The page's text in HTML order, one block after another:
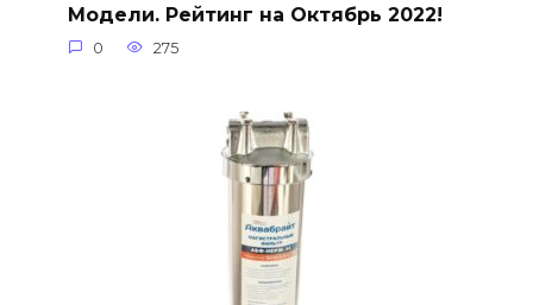
Модели. Рейтинг на Октябрь 2022!
0 275